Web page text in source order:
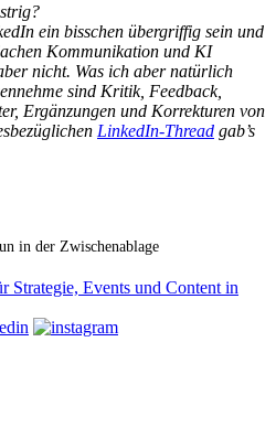
ein bisschen übergriffig sein und
Kommunikation und KI
nicht. Was ich aber natürlich
sind Kritik, Feedback,
Ergänzungen und Korrekturen von
LinkedIn-Thread gab’s
in der Zwischenablage